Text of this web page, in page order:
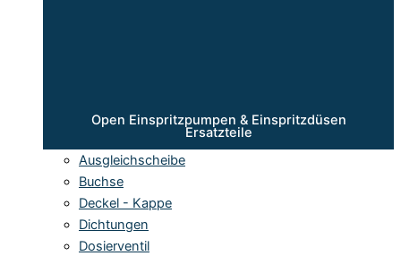
Open Einspritzpumpen & Einspritzdüsen
Ersatzteile
Ausgleichscheibe
Buchse
Deckel - Kappe
Dichtungen
Dosierventil